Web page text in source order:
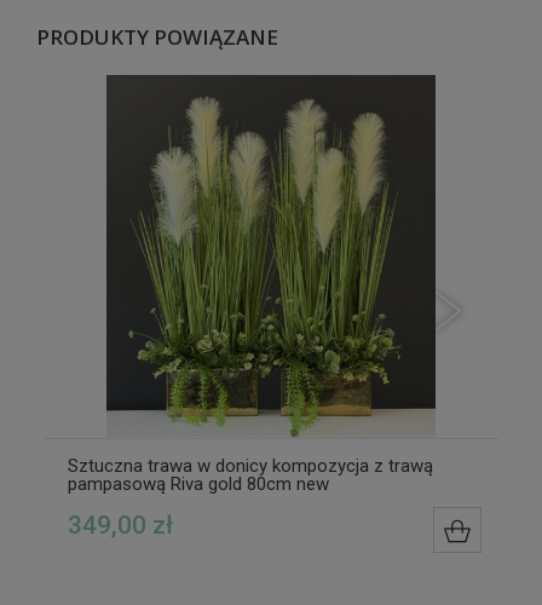
PRODUKTY POWIĄZANE
Sztuczna trawa w donicy kompozycja z trawą
pampasową Riva gold 80cm new
349,00 zł